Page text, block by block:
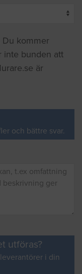
Du kommer
inte bunden att
är
och bättre svar.
utföras?
i din